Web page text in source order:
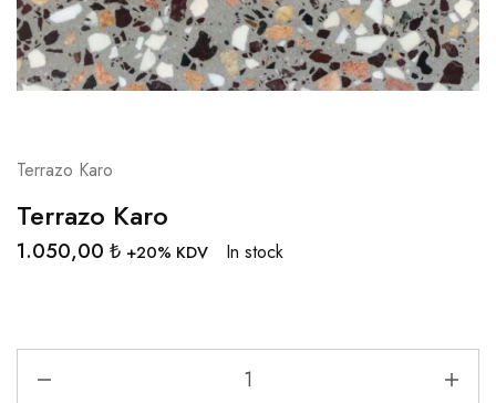
Terrazo Karo
Terrazo Karo
1.050,00 ₺ +20% KDV In stock